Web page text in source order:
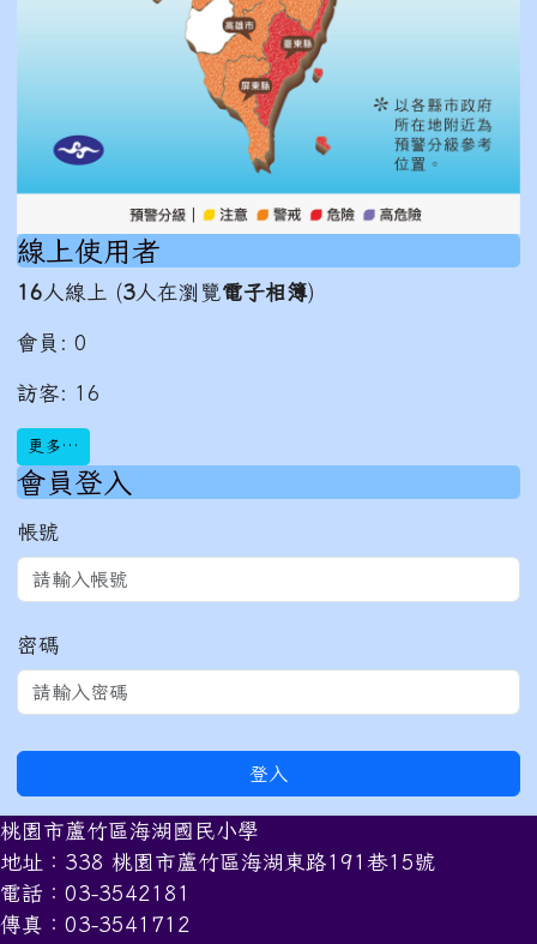
線上使用者
16 人線上 (3 人在瀏覽電子相簿)
會員: 0
訪客: 16
更多…
會員登入
帳號
密碼
登入
桃園市蘆竹區海湖國民小學
地址：338 桃園市蘆竹區海湖東路191巷15號
電話：03-3542181
傳真：03-3541712